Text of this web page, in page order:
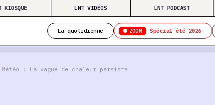
KIOSQUE LNT VIDÉOS LNT PODCAST
La quotidienne ZOOM Spécial été 2026
Météo : La vague de chaleur persiste